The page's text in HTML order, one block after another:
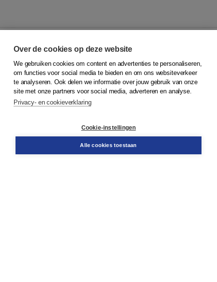
© 2026Koninklijke Boom uitgevers
Klantenservice
Service & informatie
Contact
Over de cookies op deze website
We gebruiken cookies om content en advertenties te personaliseren,
om functies voor social media te bieden en om ons websiteverkeer
te analyseren. Ook delen we informatie over jouw gebruik van onze
site met onze partners voor social media, adverteren en analyse.
Privacy- en cookieverklaring
Cookie-instellingen
Alle cookies toestaan